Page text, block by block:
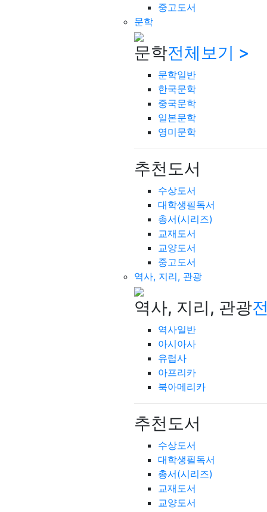
중고도서
문학
문학전체보기 >
문학일반
한국문학
중국문학
일본문학
영미문학
추천도서
수상도서
대학생필독서
총서(시리즈)
교재도서
교양도서
중고도서
역사, 지리, 관광
역사, 지리, 관광
역사일반
아시아사
유럽사
아프리카
북아메리카
추천도서
수상도서
대학생필독서
총서(시리즈)
교재도서
교양도서